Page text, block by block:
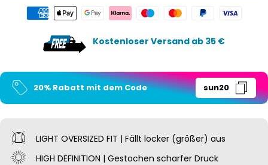
Kostenloser Versand ab 35 €
20% Rabatt mit dem Code sun20
LIGHT OVERSIZED FIT | Fällt locker (größer) aus
HIGH DEFINITION | Gestochen scharfer Druck